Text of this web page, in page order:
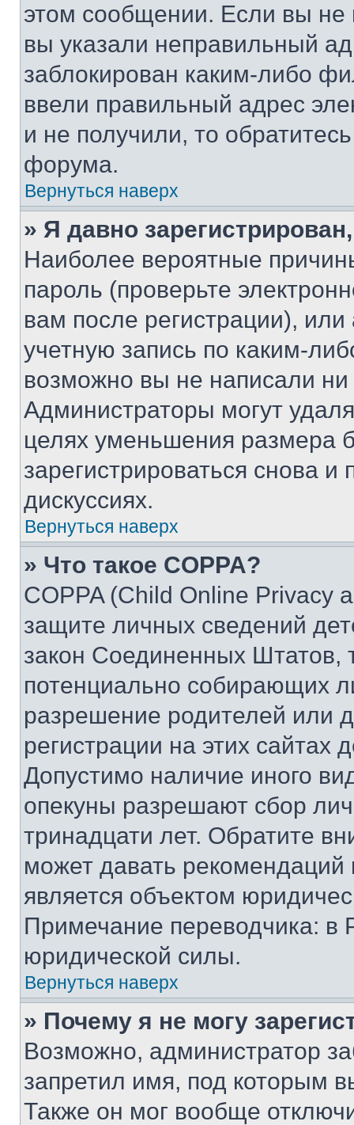
этом сообщении. Если вы
вы указали неправильный
заблокирован каким-либо
ввели правильный адрес
и не получили, то
форума.
Вернуться наверх
» Я давно
Наиболее вероятные
пароль (проверьте
вам после регистрации),
учетную запись по каким-
возможно вы не написали
Администраторы могут
целях уменьшения размера
зарегистрироваться снова и
дискуссиях.
Вернуться наверх
» Что такое COPPA?
COPPA (Child Online Privacy
защите личных сведений
закон Соединенных Штатов,
потенциально собирающих
разрешение родителей или
регистрации на этих сайтах
Допустимо наличие иного
опекуны разрешают сбор
тринадцати лет. Обратите
может давать
является объектом
Примечание переводчика: в
юридической силы.
Вернуться наверх
» Почему я не могу
Возможно, администратор
запретил имя, под которым
Также он мог вообще